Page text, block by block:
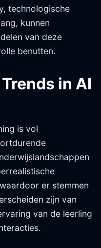
technologische
kunnen
van deze
benutten.
in AI
is vol
er stemmen
zijn van
van de leerling